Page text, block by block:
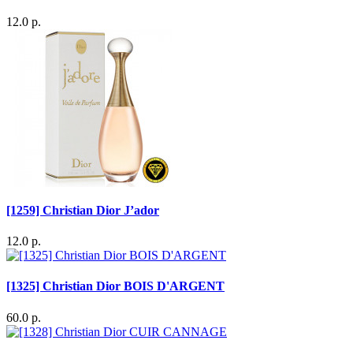
12.0 р.
[1259] Christian Dior J’ador
12.0 р.
[1325] Christian Dior BOIS D'ARGENT
60.0 р.